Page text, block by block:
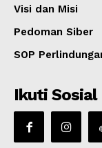
Visi dan Misi
Pedoman Siber
SOP
Ikuti Sosial